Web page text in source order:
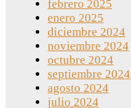
febrero 2025
enero 2025
diciembre 2024
noviembre 2024
octubre 2024
septiembre 2024
agosto 2024
julio 2024